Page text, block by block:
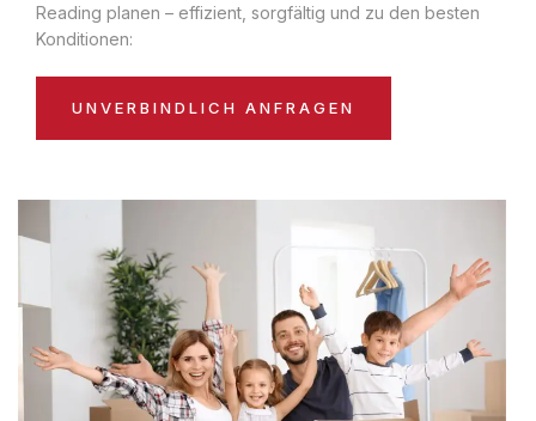
Reading planen – effizient, sorgfältig und zu den besten
Konditionen:
UNVERBINDLICH ANFRAGEN